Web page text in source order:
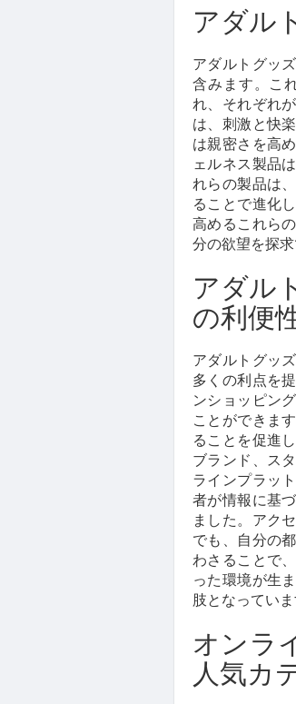
アダル
アダルトグッ
含みます。こ
れ、それぞれ
は、刺激と快
は親密さを高
ェルネス製品
れらの製品は
ることで進化
高めるこれら
分の欲望を探
アダル
の利便
アダルトグッ
多くの利点を
ンショッピン
ことができま
ることを促進
ブランド、ス
ラインプラッ
者が情報に基
ました。アク
でも、自分の
わさることで
った環境が生
肢となっていま
オンラ
人気カ